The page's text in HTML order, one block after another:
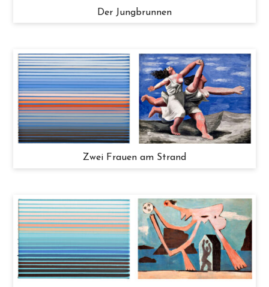
Der Jungbrunnen
Zwei Frauen am Strand